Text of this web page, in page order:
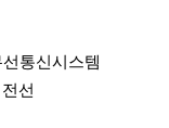
선통신시스템
전선